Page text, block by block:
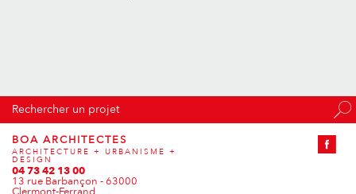
Rechercher un projet
COMMERCE
CONCOURS
TERTIAIRE
URBANISME
BOA ARCHITECTES
ARCHITECTURE + URBANISME +
DESIGN
04 73 42 13 00
13 rue Barbançon - 63000